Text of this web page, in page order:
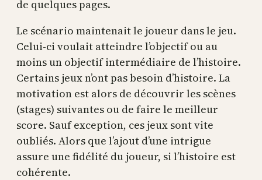
de quelques pages.
Le scénario maintenait le joueur dans le jeu.
Celui-ci voulait atteindre l’objectif ou au
moins un objectif intermédiaire de l’histoire.
Certains jeux n’ont pas besoin d’histoire. La
motivation est alors de découvrir les scènes
(stages) suivantes ou de faire le meilleur
score. Sauf exception, ces jeux sont vite
oubliés. Alors que l’ajout d’une intrigue
assure une fidélité du joueur, si l’histoire est
cohérente.